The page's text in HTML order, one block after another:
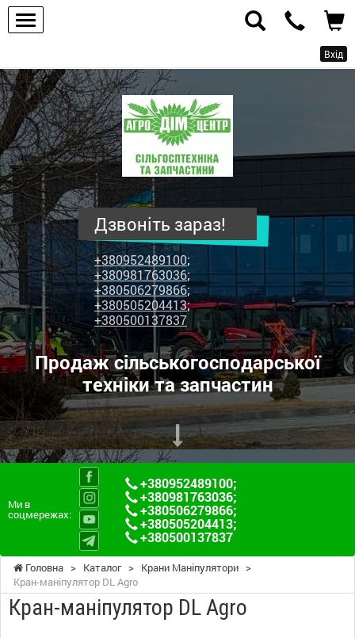
Вхід
ПП
"Агродім-
центр"
-
продаж
сільськогосподарської
техніки
та
запчастин
Дзвоніть зараз!
+380952489100;
+380981763036;
+380506279866;
+380505204413;
+380500137837
Продаж сільськогосподарської
техніки та запчастин
Ми в
соцмережах:
+380952489100;
+380981763036;
+380506279866;
+380505204413;
+380500137837
Головна > Каталог > Крани Маніпулятори >
Кран-маніпулятор DL Agro
Кран-маніпулятор DL Agro